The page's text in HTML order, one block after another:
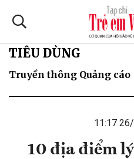
TIÊU DÙNG
Truyền thông Quảng cáo
11:17
10 địa điểm